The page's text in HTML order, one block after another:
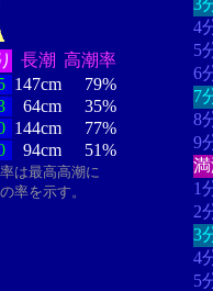
長潮 高潮率
147cm
79%
64cm
35%
144cm
77%
94cm 51%
は最高高潮に
率を示す。
3
4
5
6
7
8
9
満
1
2
3
4
5